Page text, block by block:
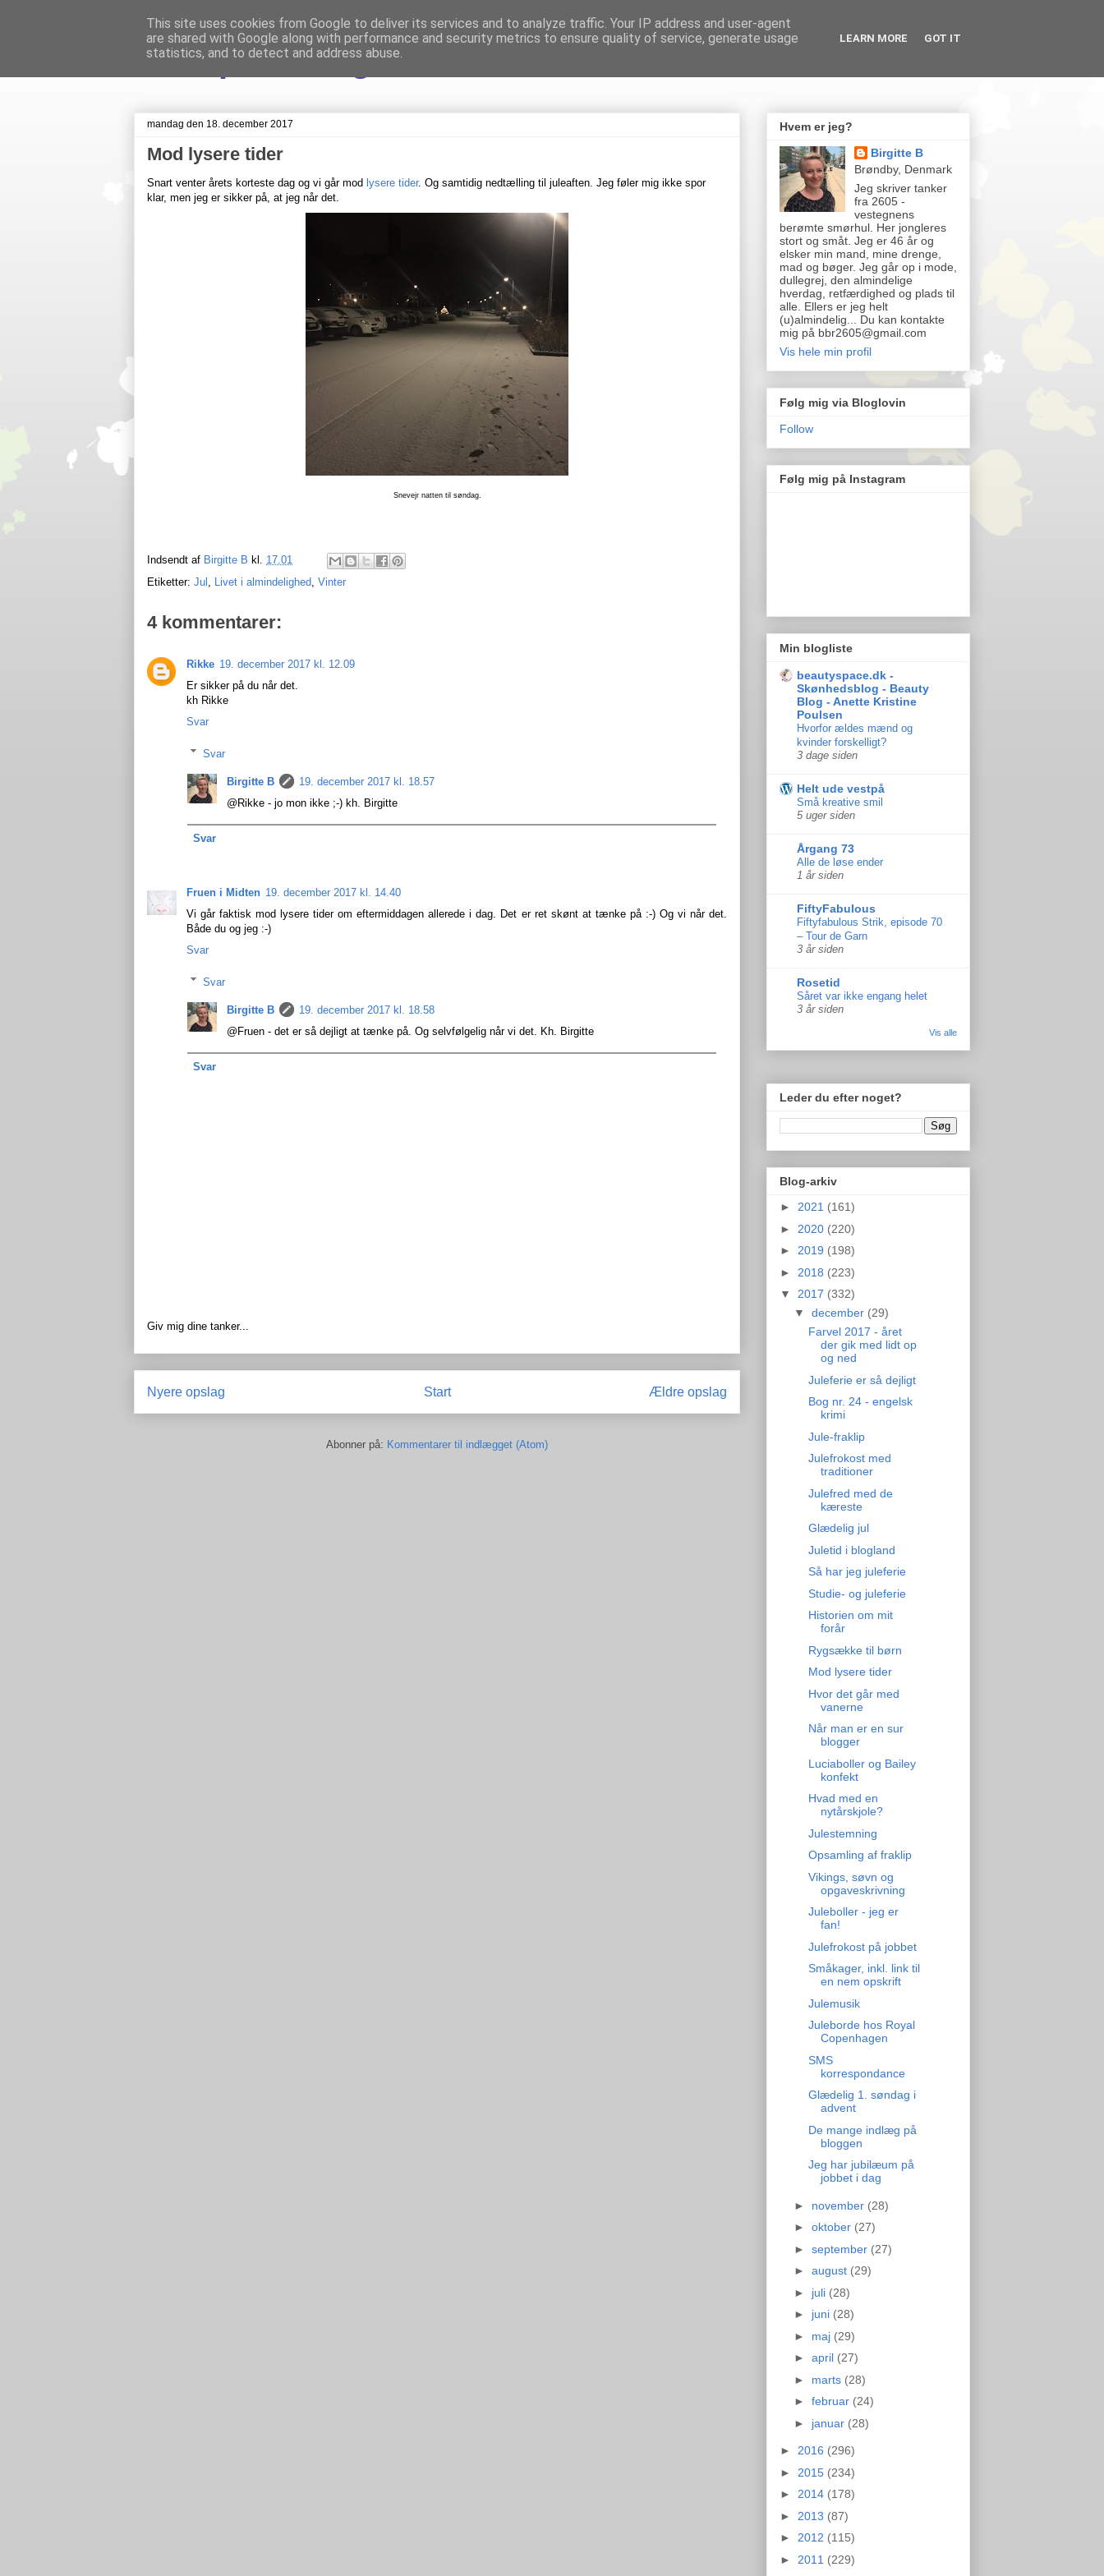
Livet på Vestegnen
mandag den 18. december 2017
Mod lysere tider
Snart venter årets korteste dag og vi går mod lysere tider. Og samtidig nedtælling til juleaften. Jeg føler mig ikke spor
klar, men jeg er sikker på, at jeg når det.
Snevejr natten til søndag.
Indsendt af Birgitte B kl. 17.01
Etiketter: Jul , Livet i almindelighed, Vinter
4 kommentarer:
Rikke 19. december 2017 kl. 12.09
Er sikker på du når det.
kh Rikke
Svar
Svar
Birgitte B
19. december 2017 kl. 18.57
@Rikke - jo mon ikke ;-) kh. Birgitte
Svar
Fruen i Midten 19. december 2017 kl. 14.40
Vi går faktisk mod lysere tider om eftermiddagen allerede i dag. Det er ret skønt at tænke på :-) Og vi når det.
Både du og jeg :-)
Svar
Svar
Birgitte B
19. december 2017 kl. 18.58
@Fruen - det er så dejligt at tænke på. Og selvfølgelig når vi det. Kh. Birgitte
Svar
Giv mig dine tanker...
Nyere opslag Ældre opslag
Start
Abonner på: Kommentarer til indlægget (Atom)
Hvem er jeg?
Birgitte B
Brøndby, Denmark
Jeg skriver tanker
fra 2605 -
vestegnens
berømte smørhul. Her jongleres
stort og småt. Jeg er 46 år og
elsker min mand, mine drenge,
mad og bøger. Jeg går op i mode,
dullegrej, den almindelige
hverdag, retfærdighed og plads til
alle. Ellers er jeg helt
(u)almindelig... Du kan kontakte
mig på bbr2605@gmail.com
Vis hele min profil
Følg mig via Bloglovin
Follow
Følg mig på Instagram
Min blogliste
beautyspace.dk -
Skønhedsblog - Beauty
Blog - Anette Kristine
Poulsen
Hvorfor ældes mænd og
kvinder forskelligt?
3 dage siden
Helt ude vestpå
Små kreative smil
5 uger siden
Årgang 73
Alle de løse ender
1 år siden
FiftyFabulous
Fiftyfabulous Strik, episode 70
– Tour de Garn
3 år siden
Rosetid
Såret var ikke engang helet
3 år siden
Vis alle
Leder du efter noget?
Blog-arkiv
► 2021 (161)
► 2020 (220)
► 2019 (198)
► 2018 (223)
▼ 2017 (332)
▼ december (29)
Farvel 2017 - året
der gik med lidt op
og ned
Juleferie er så dejligt
Bog nr. 24 - engelsk
krimi
Jule-fraklip
Julefrokost med
traditioner
Julefred med de
kæreste
Glædelig jul
Juletid i blogland
Så har jeg juleferie
Studie- og juleferie
Historien om mit
forår
Rygsække til børn
Mod lysere tider
Hvor det går med
vanerne
Når man er en sur
blogger
Luciaboller og Bailey
konfekt
Hvad med en
nytårskjole?
Julestemning
Opsamling af fraklip
Vikings, søvn og
opgaveskrivning
Juleboller - jeg er
fan!
Julefrokost på jobbet
Småkager, inkl. link til
en nem opskrift
Julemusik
Juleborde hos Royal
Copenhagen
SMS
korrespondance
Glædelig 1. søndag i
advent
De mange indlæg på
bloggen
Jeg har jubilæum på
jobbet i dag
► november (28)
► oktober (27)
► september (27)
► august (29)
► juli (28)
► juni (28)
► maj (29)
► april (27)
► marts (28)
► februar (24)
► januar (28)
► 2016 (296)
► 2015 (234)
► 2014 (178)
► 2013 (87)
► 2012 (115)
► 2011 (229)
This site uses cookies from Google to deliver its services and to analyze traffic. Your IP address and user-agent
are shared with Google along with performance and security metrics to ensure quality of service, generate usage
statistics, and to detect and address abuse.
LEARN MORE GOT IT